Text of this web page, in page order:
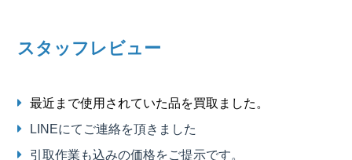
スタッフレビュー
最近まで使用されていた品を買取ました。
LINEにてご連絡を頂きました
引取作業も込みの価格をご提示です。